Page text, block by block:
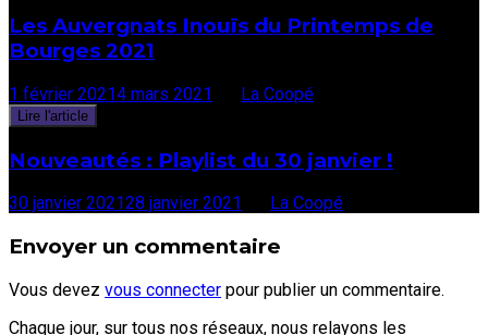
Les Auvergnats Inouïs du Printemps de
Bourges 2021
1 février 20214 mars 2021 La Coopé
Lire l'article
Nouveautés : Playlist du 30 janvier !
30 janvier 202128 janvier 2021 La Coopé
Envoyer un commentaire
Vous devez vous connecter pour publier un commentaire.
Chaque jour, sur tous nos réseaux, nous relayons les